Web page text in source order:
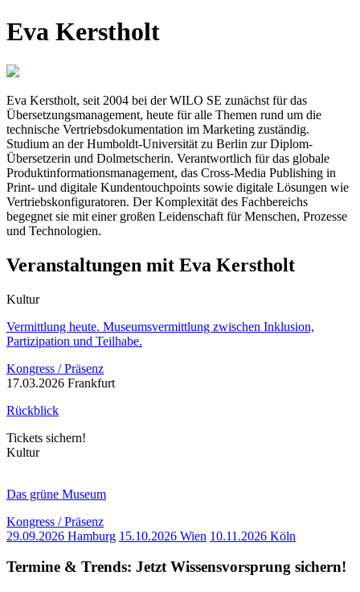
Eva Kerstholt
Eva Kerstholt, seit 2004 bei der WILO SE zunächst für das
Übersetzungsmanagement, heute für alle Themen rund um die
technische Vertriebsdokumentation im Marketing zuständig.
Studium an der Humboldt-Universität zu Berlin zur Diplom-
Übersetzerin und Dolmetscherin. Verantwortlich für das globale
Produktinformationsmanagement, das Cross-Media Publishing in
Print- und digitale Kundentouchpoints sowie digitale Lösungen wie
Vertriebskonfiguratoren. Der Komplexität des Fachbereichs
begegnet sie mit einer großen Leidenschaft für Menschen, Prozesse
und Technologien.
Veranstaltungen mit Eva Kerstholt
Kultur
Vermittlung heute. Museumsvermittlung zwischen Inklusion,
Partizipation und Teilhabe.
Kongress / Präsenz
17.03.2026 Frankfurt
Rückblick
Tickets sichern!
Kultur
Das grüne Museum
Kongress / Präsenz
29.09.2026 Hamburg 15.10.2026 Wien 10.11.2026 Köln
Termine & Trends: Jetzt Wissensvorsprung sichern!